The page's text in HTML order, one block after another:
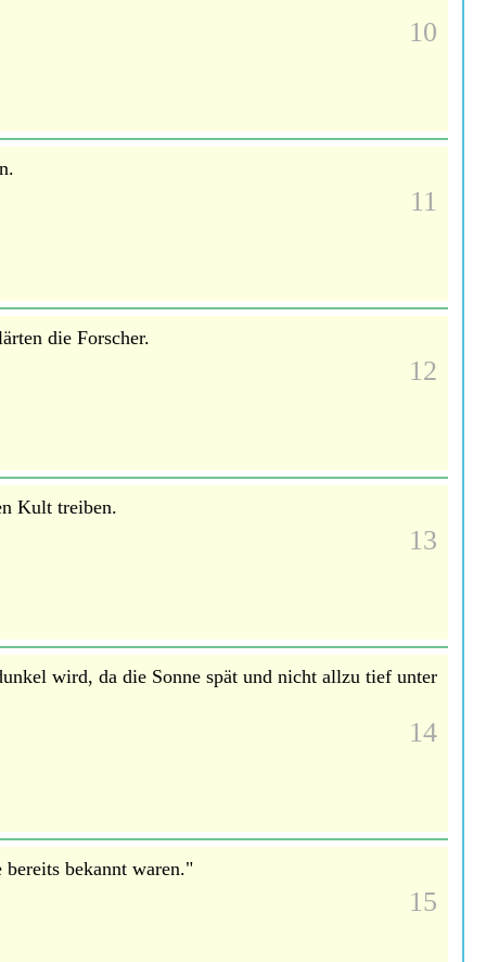
10
11
die Forscher.
12
Kult treiben.
13
wird, da die Sonne spät und nicht allzu tief unter
14
bekannt waren."
15